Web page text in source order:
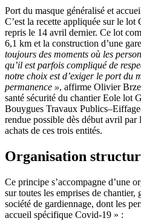
Port du masque généralisé et
C’est la recette appliquée sur le
repris le 14 avril dernier. Ce lot
6,1 km et la construction d’une
toujours des moments où les
qu’il est parfois compliqué de
notre choix est d’exiger le port du
permanence », affirme Olivier
santé sécurité du chantier Eole lot
Bouygues Travaux
rendue possible dès début avril
achats de ces trois entités.
Organisation
Ce principe s’accompagne d’une
sur toutes les emprises de chantier,
société de gardiennage, dont les
accueil spécifique Covid-19 » :